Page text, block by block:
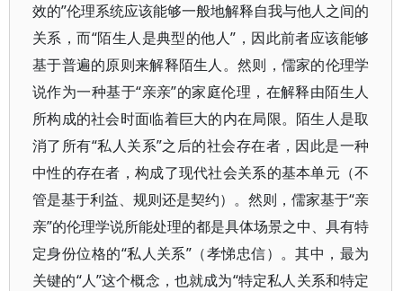
效的”伦理系统应该能够一般地解释自我与他人之间的
关系，而“陌生人是典型的他人”，因此前者应该能够
基于普遍的原则来解释陌生人。然则，儒家的伦理学
说作为一种基于“亲亲”的家庭伦理，在解释由陌生人
所构成的社会时面临着巨大的内在局限。陌生人是取
消了所有“私人关系”之后的社会存在者，因此是一种
中性的存在者，构成了现代社会关系的基本单元（不
管是基于利益、规则还是契约）。然则，儒家基于“亲
亲”的伦理学说所能处理的都是具体场景之中、具有特
定身份位格的“私人关系”（孝悌忠信）。其中，最为
关键的“人”这个概念，也就成为“特定私人关系和特定